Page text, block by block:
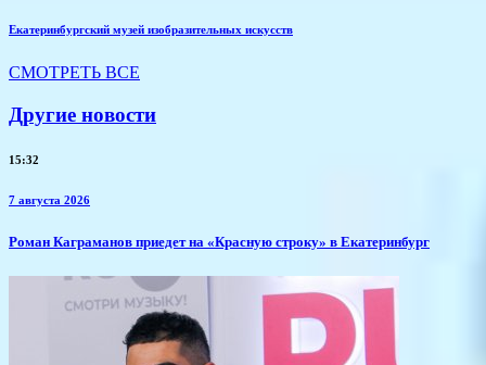
Екатеринбургский музей изобразительных искусств
СМОТРЕТЬ ВСЕ
Другие новости
15:32
7 августа 2026
​Роман Каграманов приедет на «Красную строку» в Екатеринбург